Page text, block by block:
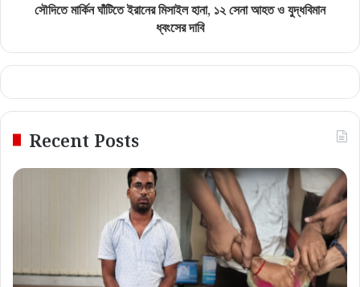
সৌদিতে মার্কিন ঘাঁটিতে ইরানের মিসাইল হানা, ১২ সেনা আহত ও যুদ্ধবিমান
ধ্বংসের দাবি
Recent Posts